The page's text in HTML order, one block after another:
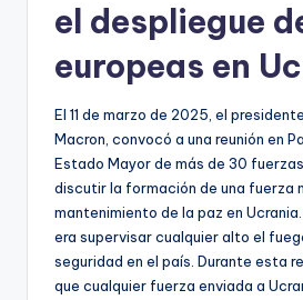
el despliegue
europeas en
El 11 de marzo de 2025, el
Macron, convocó a una reunión en
Estado Mayor de más de 30
discutir la formación de una fuerza
mantenimiento de la paz en
era supervisar cualquier alto el
seguridad en el país. Durante esta
que cualquier fuerza enviada a